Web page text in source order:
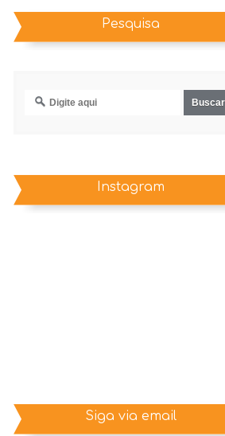
Pesquisa
Instagram
Siga via email